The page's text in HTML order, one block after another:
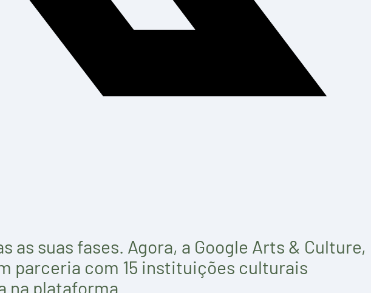
suas fases. Agora, a Google Arts & Culture,
parceria com 15 instituições culturais
na plataforma.